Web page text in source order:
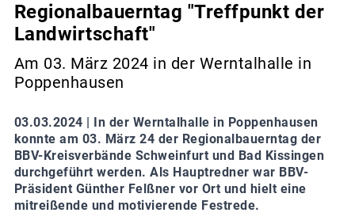
Regionalbauerntag "Treffpunkt der
Landwirtschaft"
Am 03. März 2024 in der Werntalhalle in
Poppenhausen
03.03.2024 | In der Werntalhalle in Poppenhausen
konnte am 03. März 24 der Regionalbauerntag der
BBV-Kreisverbände Schweinfurt und Bad Kissingen
durchgeführt werden. Als Hauptredner war BBV-
Präsident Günther Felßner vor Ort und hielt eine
mitreißende und motivierende Festrede.